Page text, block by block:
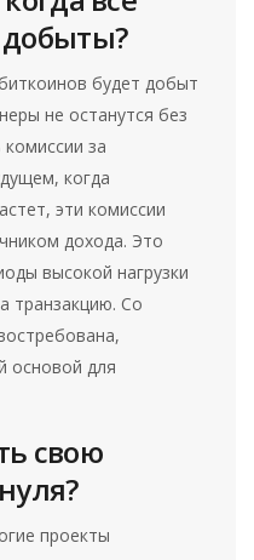
будет добыт
не останутся без
за
когда
эти комиссии
дохода. Это
высокой нагрузки
транзакцию. Со
основой для
свою
проекты